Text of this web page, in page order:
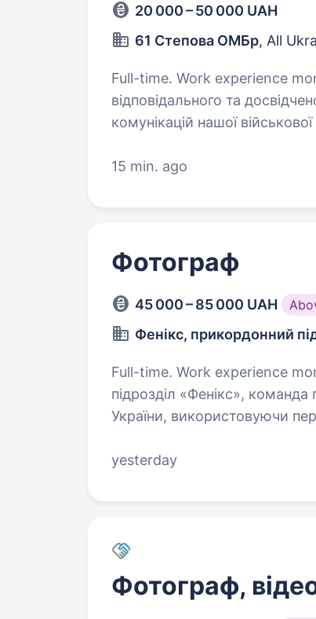
20 000 – 50 000 UAH
61 Степова ОМБр, All
Full-time. Work experience more than 1 year.
відповідального та
комунікацій нашої
15 min. ago
Фотограф
45 000 – 85 000 UAH
Фенікс, прикордонний
Full-time. Work experience more than 5 years.
підрозділ «Фенікс», команда
України, використовуючи
yesterday
Фотограф,